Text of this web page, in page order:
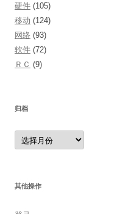
硬件 (105)
移动 (124)
网络 (93)
软件 (72)
ＲＣ (9)
归档
归
档
其他操作